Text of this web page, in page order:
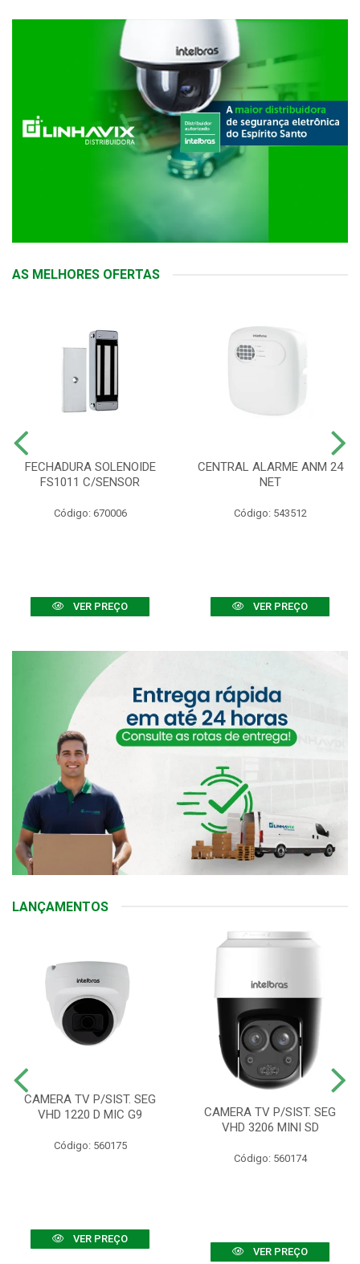
AS MELHORES OFERTAS
FECHADURA SOLENOIDE
FS1011 C/SENSOR
Código: 670006
VER PREÇO
CENTRAL ALARME ANM 24
NET
Código: 543512
VER PREÇO
LANÇAMENTOS
CAMERA TV P/SIST. SEG
VHD 1220 D MIC G9
Código: 560175
VER PREÇO
CAMERA TV P/SIST. SEG
VHD 3206 MINI SD
Código: 560174
VER PREÇO